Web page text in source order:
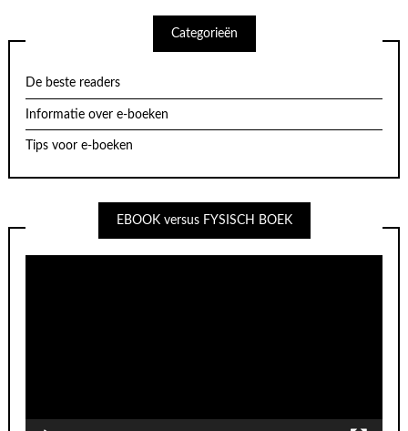
Categorieën
De beste readers
Informatie over e-boeken
Tips voor e-boeken
EBOOK versus FYSISCH BOEK